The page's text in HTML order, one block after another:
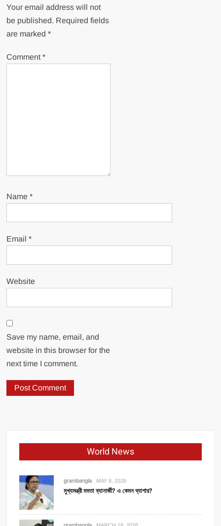
Your email address will not
be published. Required fields
are marked*
Comment*
Name*
Email*
Website
Save my name, email, and
website in this browser for the
next time I comment.
World News
grambangla MAY 8, 2026
মুখ্যমন্ত্রী মমতা ব্যানার্জী? এ কেমন ব্যাপার?